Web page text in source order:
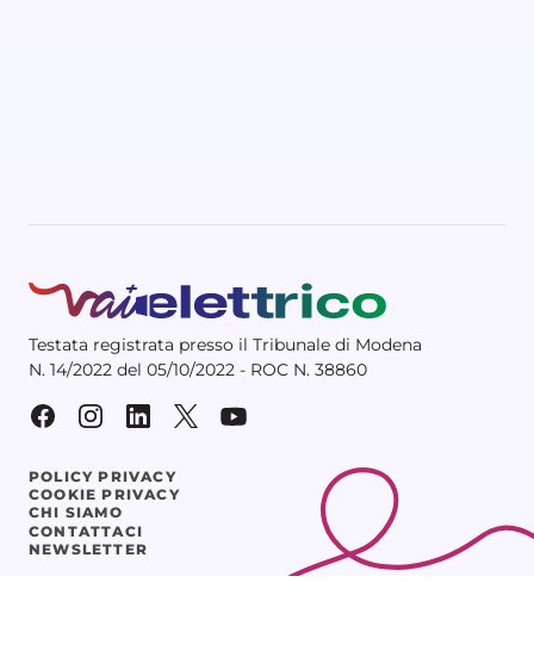
Testata registrata presso il Tribunale di Modena
N. 14/2022 del 05/10/2022 - ROC N. 38860
POLICY PRIVACY
COOKIE PRIVACY
CHI SIAMO
CONTATTACI
NEWSLETTER